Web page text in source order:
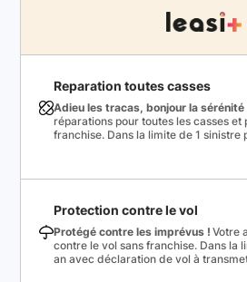
Reparation toutes casses
Adieu les tracas, bonjour la sérénité
réparations pour toutes les casses et
franchise. Dans la limite de 1 sinistre
Protection contre le vol
Protégé contre les imprévus ! Votre
contre le vol sans franchise. Dans la
an avec déclaration de vol à